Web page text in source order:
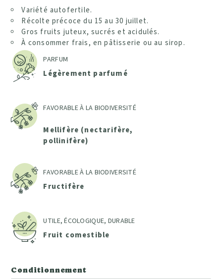
Variété autofertile.
Récolte précoce du 15 au 30 juillet.
Gros fruits juteux, sucrés et acidulés.
À consommer frais, en pâtisserie ou au sirop.
PARFUM
Légèrement parfumé
FAVORABLE À LA BIODIVERSITÉ
Mellifère (nectarifère,
pollinifère)
FAVORABLE À LA BIODIVERSITÉ
Fructifère
UTILE, ÉCOLOGIQUE, DURABLE
Fruit comestible
Conditionnement